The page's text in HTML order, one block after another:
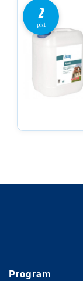
2
pkt
Program